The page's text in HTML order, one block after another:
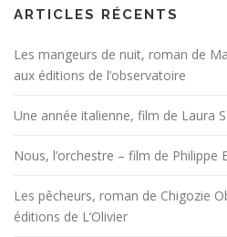
ARTICLES RÉCENTS
Les mangeurs de nuit, roman de
aux éditions de l’observatoire
Une année italienne, film de Laura
Nous, l’orchestre – film de Philippe
Les pêcheurs, roman de Chigozie
éditions de L’Olivier